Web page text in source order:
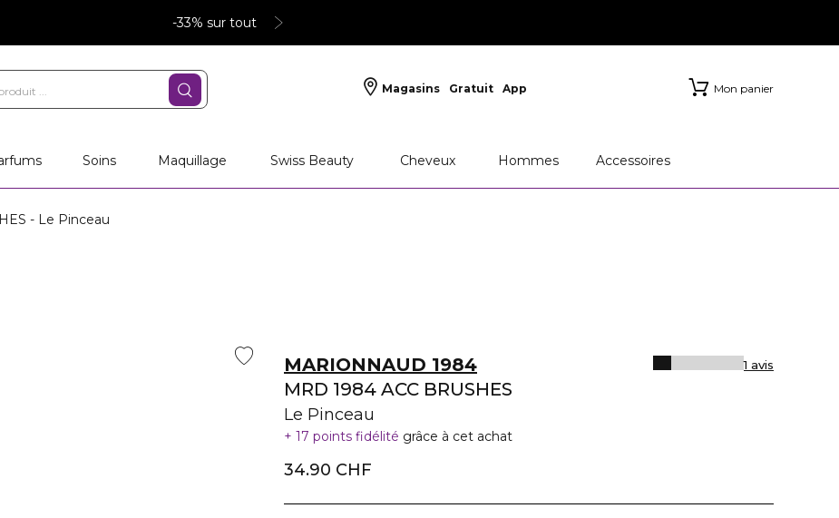
-33% sur tout
Magasins Gratuit App Mon panier
Soins Maquillage Swiss Beauty Cheveux Hommes Accessoires
- Le Pinceau
MARIONNAUD 1984
MRD 1984 ACC BRUSHES
Le Pinceau
1 avis
17 points fidélité grâce à cet achat
34.90 CHF